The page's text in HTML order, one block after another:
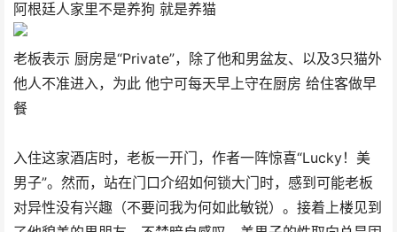
阿根廷人家里不是养狗 就是养猫
老板表示 厨房是“Private”，除了他和男盆友、以及3只猫外
他人不准进入，为此 他宁可每天早上守在厨房 给住客做早
餐
入住这家酒店时，老板一开门，作者一阵惊喜“Lucky！美
男子”。然而，站在门口介绍如何锁大门时，感到可能老板
对异性没有兴趣（不要问我为何如此敏锐）。接着上楼见到